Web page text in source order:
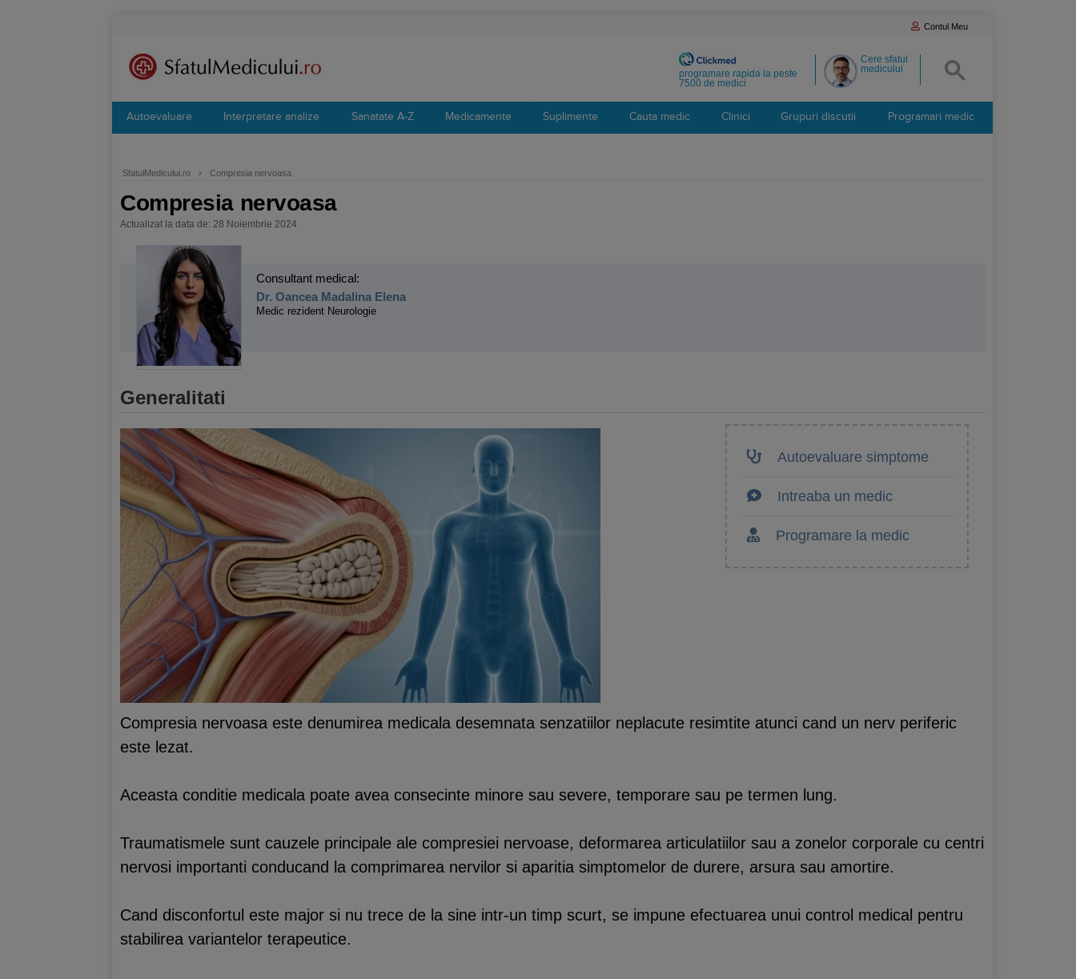
Contul Meu
Cere sfatul
medicului
programare rapida la peste
7500 de medici
Autoevaluare Interpretare analize Sanatate A-Z Medicamente Suplimente Cauta medic Clinici Grupuri discutii Programari medic
SfatulMedicului.ro › Compresia nervoasa
Compresia nervoasa
Actualizat la data de: 28 Noiembrie 2024
Consultant medical:
Dr. Oancea Madalina Elena
Medic rezident Neurologie
Generalitati
Autoevaluare simptome
Intreaba un medic
Programare la medic
Compresia nervoasa este denumirea medicala desemnata senzatiilor neplacute resimtite atunci cand un nerv periferic
este lezat.
Aceasta conditie medicala poate avea consecinte minore sau severe, temporare sau pe termen lung.
Traumatismele sunt cauzele principale ale compresiei nervoase, deformarea articulatiilor sau a zonelor corporale cu centri
nervosi importanti conducand la comprimarea nervilor si aparitia simptomelor de durere, arsura sau amortire.
Cand disconfortul este major si nu trece de la sine intr-un timp scurt, se impune efectuarea unui control medical pentru
stabilirea variantelor terapeutice.